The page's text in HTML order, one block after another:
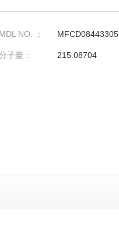
MDL NO. ： MFCD08443305
子量： 215.08704